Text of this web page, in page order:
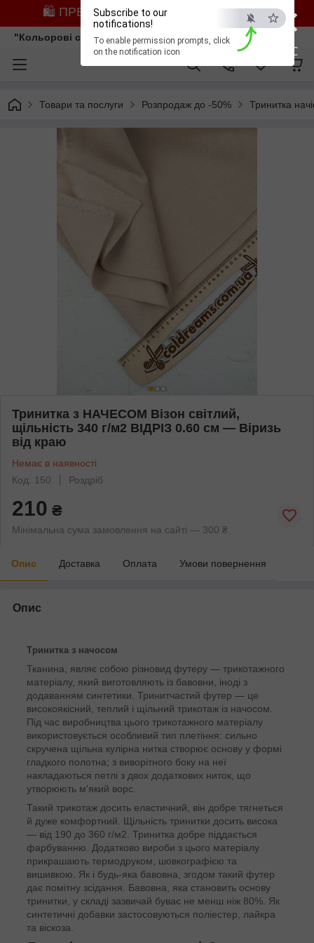
×
ESC
Subscribe to our
notifications!
To enable permission prompts, click
on the notification icon
🛍️ ПРЕДЗАМОВЛЕННЯ ЗІ ЗНИЖКОЮ
"Кольорові сни"
Товари та послуги Розпродаж до -50% Тринитка
Тринитка з НАЧЕСОМ Візон світлий,
щільність 340 г/м2 ВІДРІЗ 0.60 см — Віризь
від краю
Немає в наявності
Код: 150
Роздріб
210 ₴
Мінімальна сума замовлення на сайті — 300 ₴
Опис Доставка Оплата Умови повернення
Опис
Тринитка з начосом
Тканина, являє собою різновид футеру — трикотажного
матеріалу, який виготовляють із бавовни, іноді з
додаванням синтетики. Тринитчастий футер — це
високоякісний, теплий і щільний трикотаж із начосом.
Під час виробництва цього трикотажного матеріалу
використовується особливий тип плетіння: сильно
скручена щільна кулірна нитка створює основу у формі
гладкого полотна; з виворітного боку на неї
накладаються петлі з двох додаткових ниток, що
утворюють м'який ворс.
Такий трикотаж досить еластичний, він добре тягнеться
й дуже комфортний. Щільність тринитки досить висока
— від 190 до 360 г/м2. Тринитка добре піддається
фарбуванню. Додатково вироби з цього матеріалу
прикрашають термодруком, шовкографією та
вишивкою. Як і будь-яка бавовна, згодом такий футер
дає помітну зсідання. Бавовна, яка становить основу
тринитки, у складі зазвичай буває не менш ніж 80%. Як
синтетичні добавки застосовуються поліестер, лайкра
та віскоза.